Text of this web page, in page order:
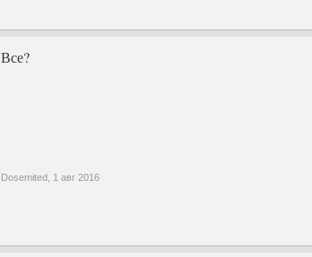
Все?
Dosemited, 1 авг 2016